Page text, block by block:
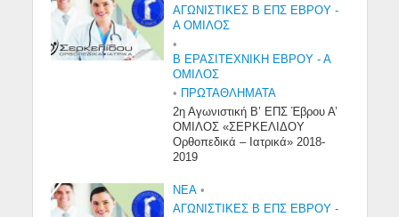
ΑΓΩΝΙΣΤΙΚΕΣ Β ΕΠΣ ΕΒΡΟΥ -
Α ΟΜΙΛΟΣ
•
Β ΕΡΑΣΙΤΕΧΝΙΚΉ ΈΒΡΟΥ - Α
ΌΜΙΛΟΣ
•
ΠΡΩΤΑΘΛΉΜΑΤΑ
2η Αγωνιστική Β’ ΕΠΣ Έβρου Α’
ΟΜΙΛΟΣ «ΣΕΡΚΕΛΙΔΟΥ
Ορθοπεδικά – Ιατρικά» 2018-
2019
NEA •
ΑΓΩΝΙΣΤΙΚΕΣ Β ΕΠΣ ΕΒΡΟΥ -